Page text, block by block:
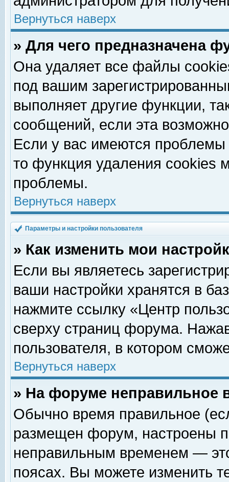
Вернуться наверх
» Для чего предназначена
Она удаляет все файлы
под вашим
выполняет другие функции,
сообщений, если эта
Если у вас имеются
то функция удаления cookies
проблемы.
Вернуться наверх
Параметры и настройки пользователя
» Как изменить мои
Если вы являетесь
ваши настройки хранятся в
нажмите ссылку «Центр
сверху страниц форума.
пользователя, в котором
Вернуться наверх
» На форуме неправильное
Обычно время правильное
размещен форум, настроены
неправильным временем —
поясах. Вы можете изменить